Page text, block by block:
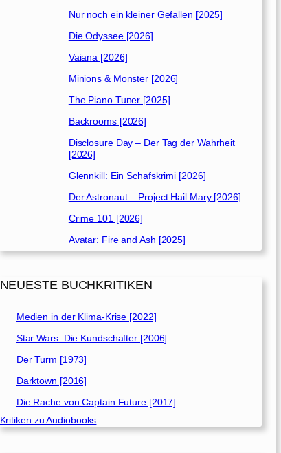
Nur noch ein kleiner Gefallen [2025]
Die Odyssee [2026]
Vaiana [2026]
Minions & Monster [2026]
The Piano Tuner [2025]
Backrooms [2026]
Disclosure Day – Der Tag der Wahrheit
[2026]
Glennkill: Ein Schafskrimi [2026]
Der Astronaut – Project Hail Mary [2026]
Crime 101 [2026]
Avatar: Fire and Ash [2025]
NEUESTE BUCHKRITIKEN
Medien in der Klima-Krise [2022]
Star Wars: Die Kundschafter [2006]
Der Turm [1973]
Darktown [2016]
Die Rache von Captain Future [2017]
Kritiken zu Audiobooks